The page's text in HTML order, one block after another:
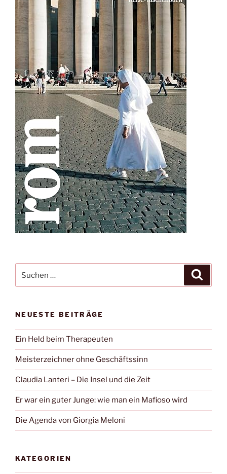
nach:
NEUESTE BEITRÄGE
Ein Held beim Therapeuten
Meisterzeichner ohne Geschäftssinn
Claudia Lanteri – Die Insel und die Zeit
Er war ein guter Junge: wie man ein Mafioso wird
Die Agenda von Giorgia Meloni
KATEGORIEN